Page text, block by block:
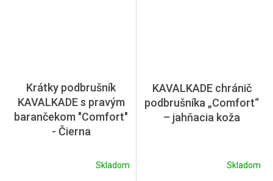
Krátky podbrušník
KAVALKADE s pravým
barančekom "Comfort"
- Čierna
Skladom
KAVALKADE chránič
podbrušníka „Comfort“
– jahňacia koža
Skladom